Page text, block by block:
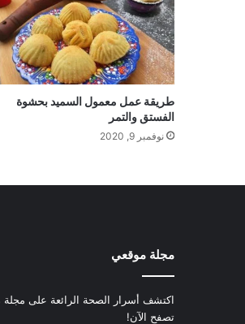
طريقة عمل معمول السميد بحشوة
الفستق والتمر
نوفمبر 9, 2020
مجلة موقعي
اكتشف أسرار الصحة الرائعة على
تصفح الآن!